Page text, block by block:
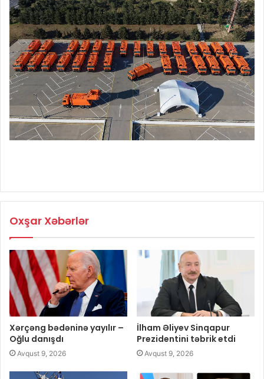
Oxşar Xəbərlər
Xərçəng bədəninə yayılır –
Oğlu danışdı
Avqust 9, 2026
İlham Əliyev Sinqapur
Prezidentini təbrik etdi
Avqust 9, 2026